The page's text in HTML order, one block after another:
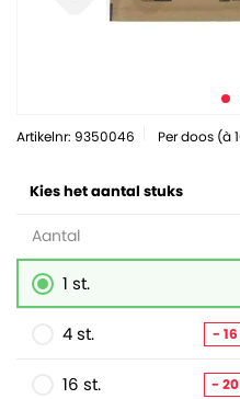
Artikelnr: 9350046 Per doos (à
Kies het aantal stuks
Aantal
1 st.
4 st. - 16
16 st. - 20